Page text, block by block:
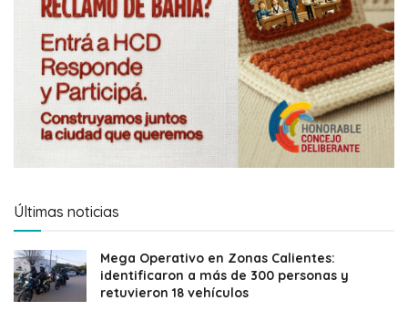
Últimas noticias
Mega Operativo en Zonas Calientes:
identificaron a más de 300 personas y
retuvieron 18 vehículos